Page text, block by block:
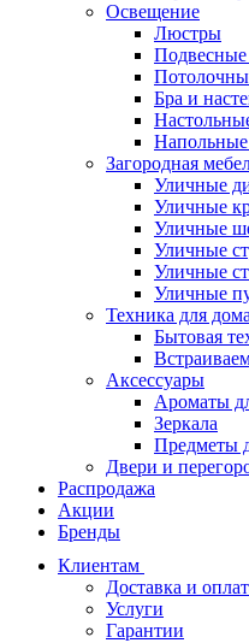
Освещение
Люстры
Подвесные
Бра и
Напольные
Загородная
Уличные
Уличные
Уличные
Уличные
Уличные
Уличные
Техника для
Бытовая
Аксессуары
Ароматы
Зеркала
Предметы
Двери и
Распродажа
Акции
Бренды
Клиентам
Доставка и
Услуги
Гарантии